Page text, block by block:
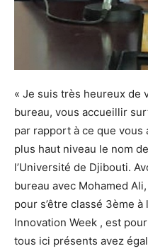
« Je suis très heureux de
bureau, vous accueillir
par rapport à ce que vous
plus haut niveau le nom
l’Université de Djibouti.
bureau avec Mohamed
pour s’être classé 3ème à
Innovation Week , est
tous ici présents avez